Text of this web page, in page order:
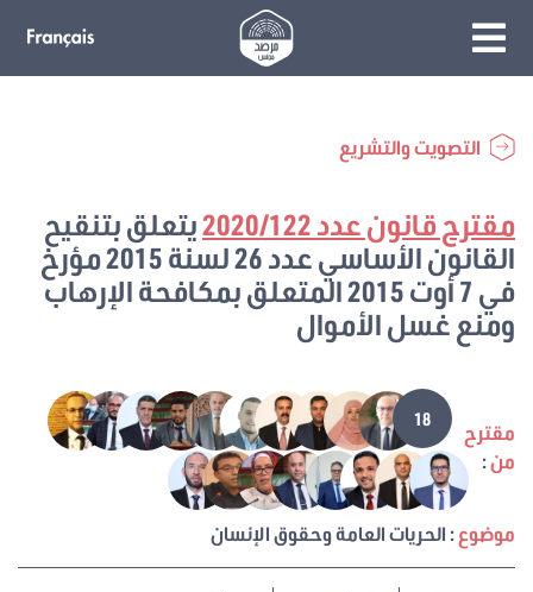
التصويت والتشريع
مقترح قانون عدد 2020/122
يتعلق بتنقيح
القانون الأساسي عدد 26 لسنة 2015 مؤرخ
في 7 أوت 2015 المتعلق بمكافحة الإرهاب
ومنع غسل الأموال
مقترح
من:
18
موضوع: الحريات العامة وحقوق الإنسان